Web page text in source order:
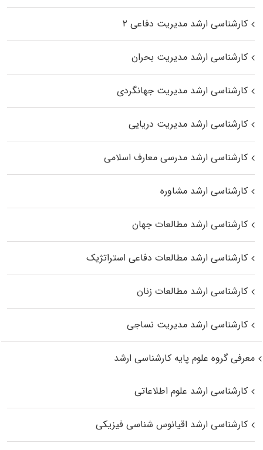
کارشناسی ارشد مدیریت دفاعی ۲
کارشناسی ارشد مدیریت بحران
کارشناسی ارشد مدیریت جهانگردی
کارشناسی ارشد مدیریت دریایی
کارشناسی ارشد مدرسی معارف اسلامی
کارشناسی ارشد مشاوره
کارشناسی ارشد مطالعات جهان
کارشناسی ارشد مطالعات دفاعی استراتژیک
کارشناسی ارشد مطالعات زنان
کارشناسی ارشد مدیریت نساجی
معرفی گروه علوم پایه کارشناسی ارشد
کارشناسی ارشد علوم اطلاعاتی
کارشناسی ارشد اقیانوس‌ شناسی فیزیکی